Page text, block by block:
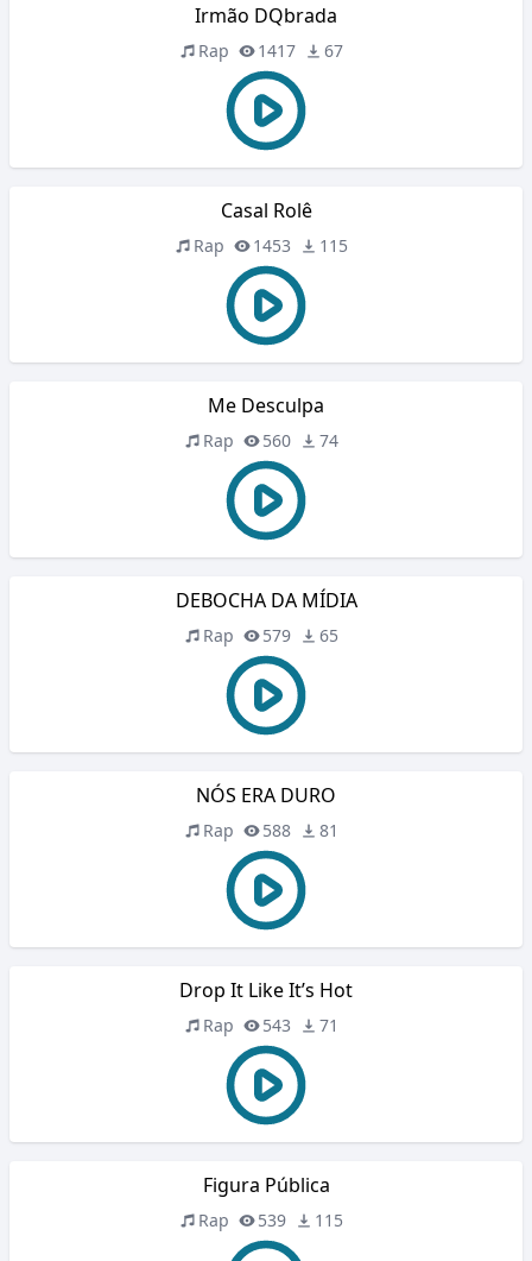
Irmão DQbrada
Rap 1417 67
Casal Rolê
Rap 1453 115
Me Desculpa
Rap 560 74
DEBOCHA DA MÍDIA
Rap 579 65
NÓS ERA DURO
Rap 588 81
Drop It Like It’s Hot
Rap 543 71
Figura Pública
Rap 539 115